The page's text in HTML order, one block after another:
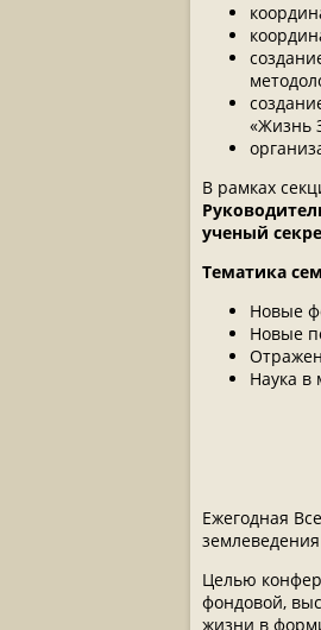
«Жизнь
В рамках
ученый
Тематика
Новые
Новые
Наука в
АМКОС
Базанчук
Ежегодная
Целью
фондовой,
жизни в